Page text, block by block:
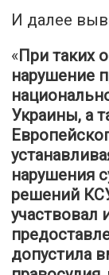
И далее
«При таких
нарушение
Украины, а
нарушения
решений
участвовал
допустила